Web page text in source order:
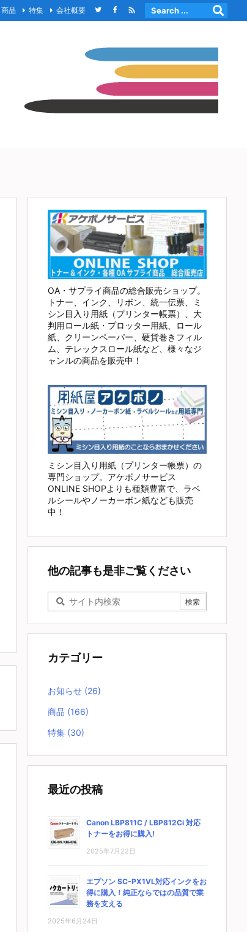
商品 特集 会社概要 
OA・サプライ商品の総合販売ショップ。
トナー、インク、リボン、統一伝票、ミ
シン目入り用紙（プリンター帳票）、大
判用ロール紙・プロッター用紙、ロール
紙、クリーンペーパー、硬貨巻きフィル
ム、テレックスロール紙など、様々なジ
ャンルの商品を販売中！
ミシン目入り用紙（プリンター帳票）の
専門ショップ。アケボノサービス
ONLINE SHOPよりも種類豊富で、ラベ
ルシールやノーカーボン紙なども販売
中！
他の記事も是非ご覧ください
カテゴリー
お知らせ (26)
商品 (166)
特集 (30)
最近の投稿
Canon LBP811C / LBP812Ci 対応
トナーをお得に購入!
2025年7月22日
エプソン SC-PX1VL対応インクをお
得に購入！純正ならではの品質で業
務を支える
2025年6月24日